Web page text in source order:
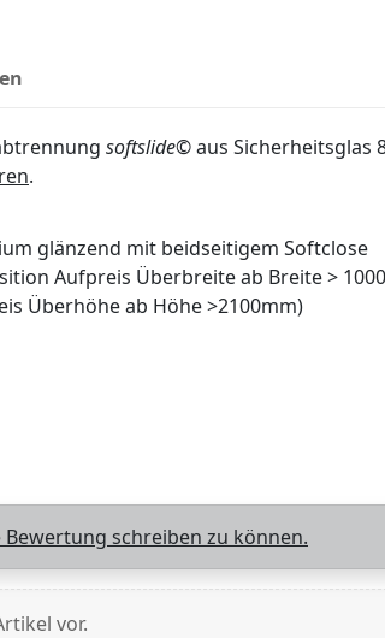
softslide© aus Sicherheitsglas
.
glänzend mit beidseitigem Softclose
Aufpreis Überbreite ab Breite >
Überhöhe ab Höhe >2100mm)
schreiben zu können.
vor.